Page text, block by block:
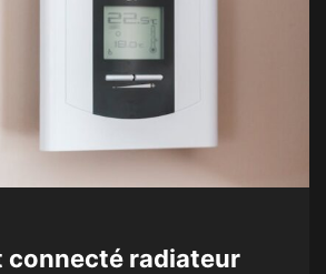
connecté radiateur